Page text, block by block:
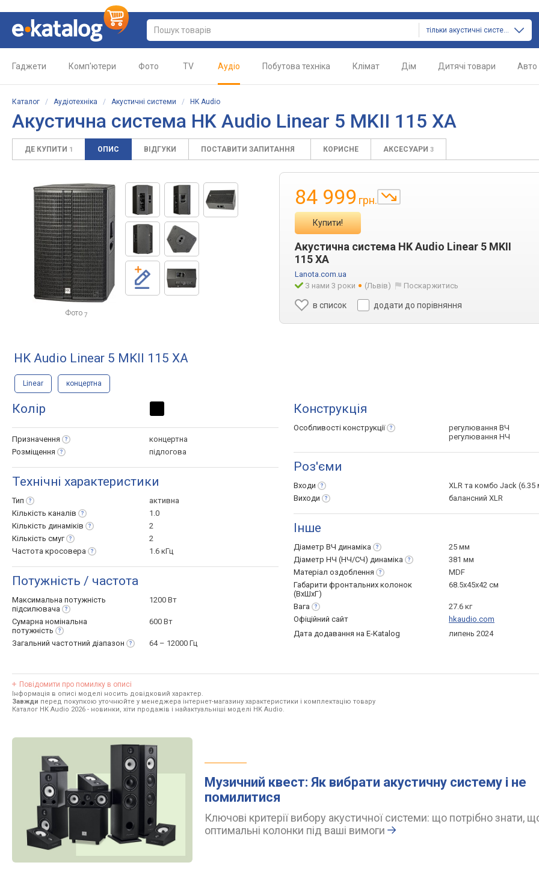
тільки акустичні системи
Гаджети Комп'ютери Фото TV Аудіо Побутова техніка Клімат Дім Дитячі товари Авто
Каталог / Аудіотехніка / Акустичні системи / HK Audio
Акустична система HK Audio Linear 5 MKII 115 XA
ДЕ КУПИТИ 1 ОПИС ВІДГУКИ ПОСТАВИТИ ЗАПИТАННЯ КОРИСНЕ АКСЕСУАРИ 3
Фото 7
84 999 грн.
Купити!
Акустична система HK Audio Linear 5 MKII
115 XA
Lanota.com.ua
З нами 3 роки
(Львів) Поскаржитись
в список додати до порівняння
HK Audio Linear 5 MKII 115 XA
Linear концертна
Колір
Призначення
концертна
Розміщення
підлогова
Технічні характеристики
Тип
активна
Кількість каналів
1.0
Кількість динаміків
2
Кількість смуг
2
Частота кросовера 1.6 кГц
Потужність / частота
Максимальна потужність
підсилювача
1200 Вт
Сумарна номінальна
потужність
600 Вт
Загальний частотний діапазон 64 – 12000 Гц
Конструкція
Особливості конструкції
регулювання ВЧ
регулювання НЧ
Роз'єми
Входи
XLR та комбо Jack (6.35
Виходи
балансний XLR
Інше
Діаметр ВЧ динаміка
25 мм
Діаметр НЧ (НЧ/СЧ) динаміка
381 мм
Матеріал оздоблення
MDF
Габарити фронтальних колонок
(ВхШхГ)
68.5x45x42 см
Вага
27.6 кг
Офіційний сайт
hkaudio.com
Дата додавання на E-Katalog
липень 2024
Повідомити про помилку в описі
Інформація в описі моделі носить довідковий характер.
Завжди перед покупкою уточнюйте у менеджера інтернет-магазину характеристики і комплектацію товару
Каталог HK Audio 2026 - новинки, хіти продажів і найактуальніші моделі HK Audio.
Музичний квест: Як вибрати акустичну систему і не
помилитися
Ключові критерії вибору акустичної системи: що потрібно знати,
оптимальні колонки під ваші вимоги